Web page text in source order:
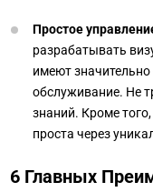
Простое
разрабатывать
имеют
обслуживание. Не
знаний. Кроме
проста через
6 Главных